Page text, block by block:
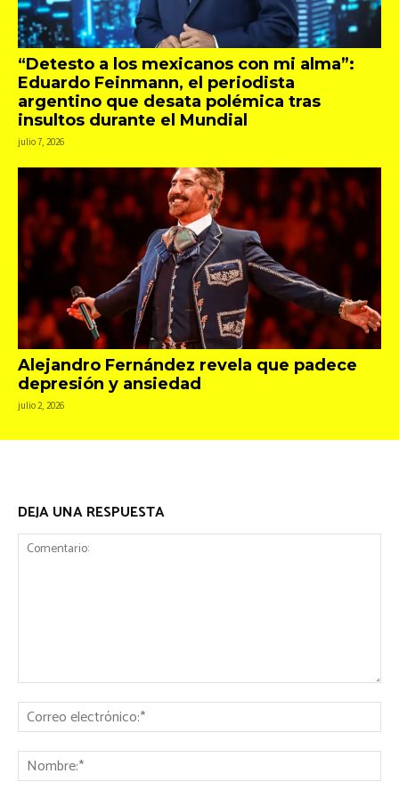
“Detesto a los mexicanos con mi alma”:
Eduardo Feinmann, el periodista
argentino que desata polémica tras
insultos durante el Mundial
julio 7, 2026
Alejandro Fernández revela que padece
depresión y ansiedad
julio 2, 2026
DEJA UNA RESPUESTA